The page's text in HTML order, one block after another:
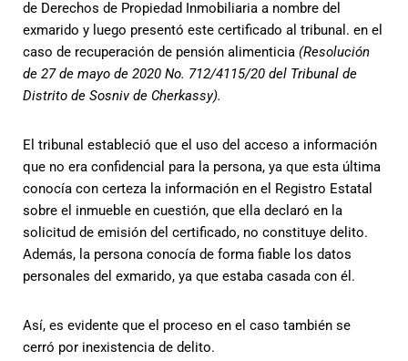
de Derechos de Propiedad Inmobiliaria a nombre del
exmarido y luego presentó este certificado al tribunal. en el
caso de recuperación de pensión alimenticia (Resolución
de 27 de mayo de 2020 No. 712/4115/20 del Tribunal de
Distrito de Sosniv de Cherkassy).
El tribunal estableció que el uso del acceso a información
que no era confidencial para la persona, ya que esta última
conocía con certeza la información en el Registro Estatal
sobre el inmueble en cuestión, que ella declaró en la
solicitud de emisión del certificado, no constituye delito.
Además, la persona conocía de forma fiable los datos
personales del exmarido, ya que estaba casada con él.
Así, es evidente que el proceso en el caso también se
cerró por inexistencia de delito.